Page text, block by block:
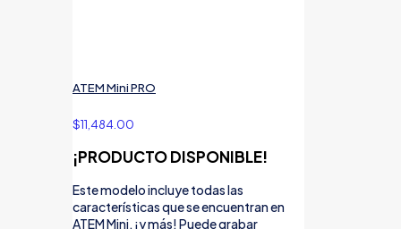
ATEM Mini PRO
$11,484.00
¡PRODUCTO DISPONIBLE!
Este modelo incluye todas las
características que se encuentran en
ATEM Mini, ¡y más! Puede grabar